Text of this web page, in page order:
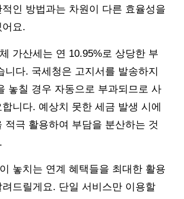
인 방법과는 차원이 다른 효율성을
요.
가산세는 연 10.95%로 상당한 부
니다. 국세청은 고지서를 발송하지
놓칠 경우 자동으로 부과되므로 사
니다. 예상치 못한 세금 발생 시에
적극 활용하여 부담을 분산하는 것
놓치는 연계 혜택들을 최대한 활용
드릴게요. 단일 서비스만 이용할